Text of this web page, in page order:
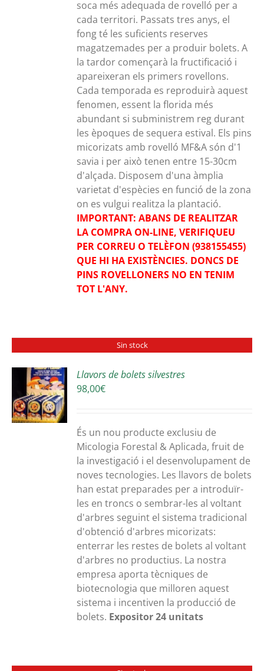
soca més adequada de rovelló per a
cada territori. Passats tres anys, el
fong té les suficients reserves
magatzemades per a produir bolets. A
la tardor començarà la fructificació i
apareixeran els primers rovellons.
Cada temporada es reproduirà aquest
fenomen, essent la florida més
abundant si subministrem reg durant
les èpoques de sequera estival. Els pins
micorizats amb rovelló MF&A són d'1
savia i per això tenen entre 15-30cm
d'alçada. Disposem d'una àmplia
varietat d'espècies en funció de la zona
on es vulgui realitza la plantació.
IMPORTANT: ABANS DE REALITZAR
LA COMPRA ON-LINE, VERIFIQUEU
PER CORREU O TELÈFON (938155455)
QUE HI HA EXISTÈNCIES. DONCS DE
PINS ROVELLONERS NO EN TENIM
TOT L'ANY.
Sin stock
Llavors de bolets silvestres
98,00€
És un nou producte exclusiu de
Micologia Forestal & Aplicada, fruit de
la investigació i el desenvolupament de
noves tecnologies. Les llavors de bolets
han estat preparades per a introduïr-
les en troncs o sembrar-les al voltant
d'arbres seguint el sistema tradicional
d'obtenció d'arbres micorizats:
enterrar les restes de bolets al voltant
d'arbres no productius. La nostra
empresa aporta tècniques de
biotecnologia que milloren aquest
sistema i incentiven la producció de
bolets. Expositor 24 unitats